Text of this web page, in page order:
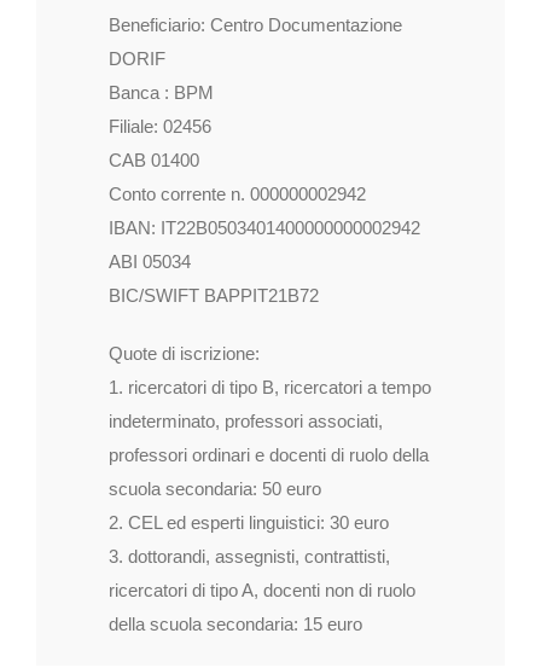
Beneficiario: Centro Documentazione
DORIF
Banca : BPM
Filiale: 02456
CAB 01400
Conto corrente n. 000000002942
IBAN: IT22B0503401400000000002942
ABI 05034
BIC/SWIFT BAPPIT21B72
Quote di iscrizione:
1. ricercatori di tipo B, ricercatori a tempo
indeterminato, professori associati,
professori ordinari e docenti di ruolo della
scuola secondaria: 50 euro
2. CEL ed esperti linguistici: 30 euro
3. dottorandi, assegnisti, contrattisti,
ricercatori di tipo A, docenti non di ruolo
della scuola secondaria: 15 euro